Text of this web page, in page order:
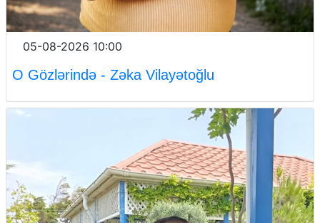
05-08-2026 10:00
O Gözlərində - Zəka Vilayətoğlu